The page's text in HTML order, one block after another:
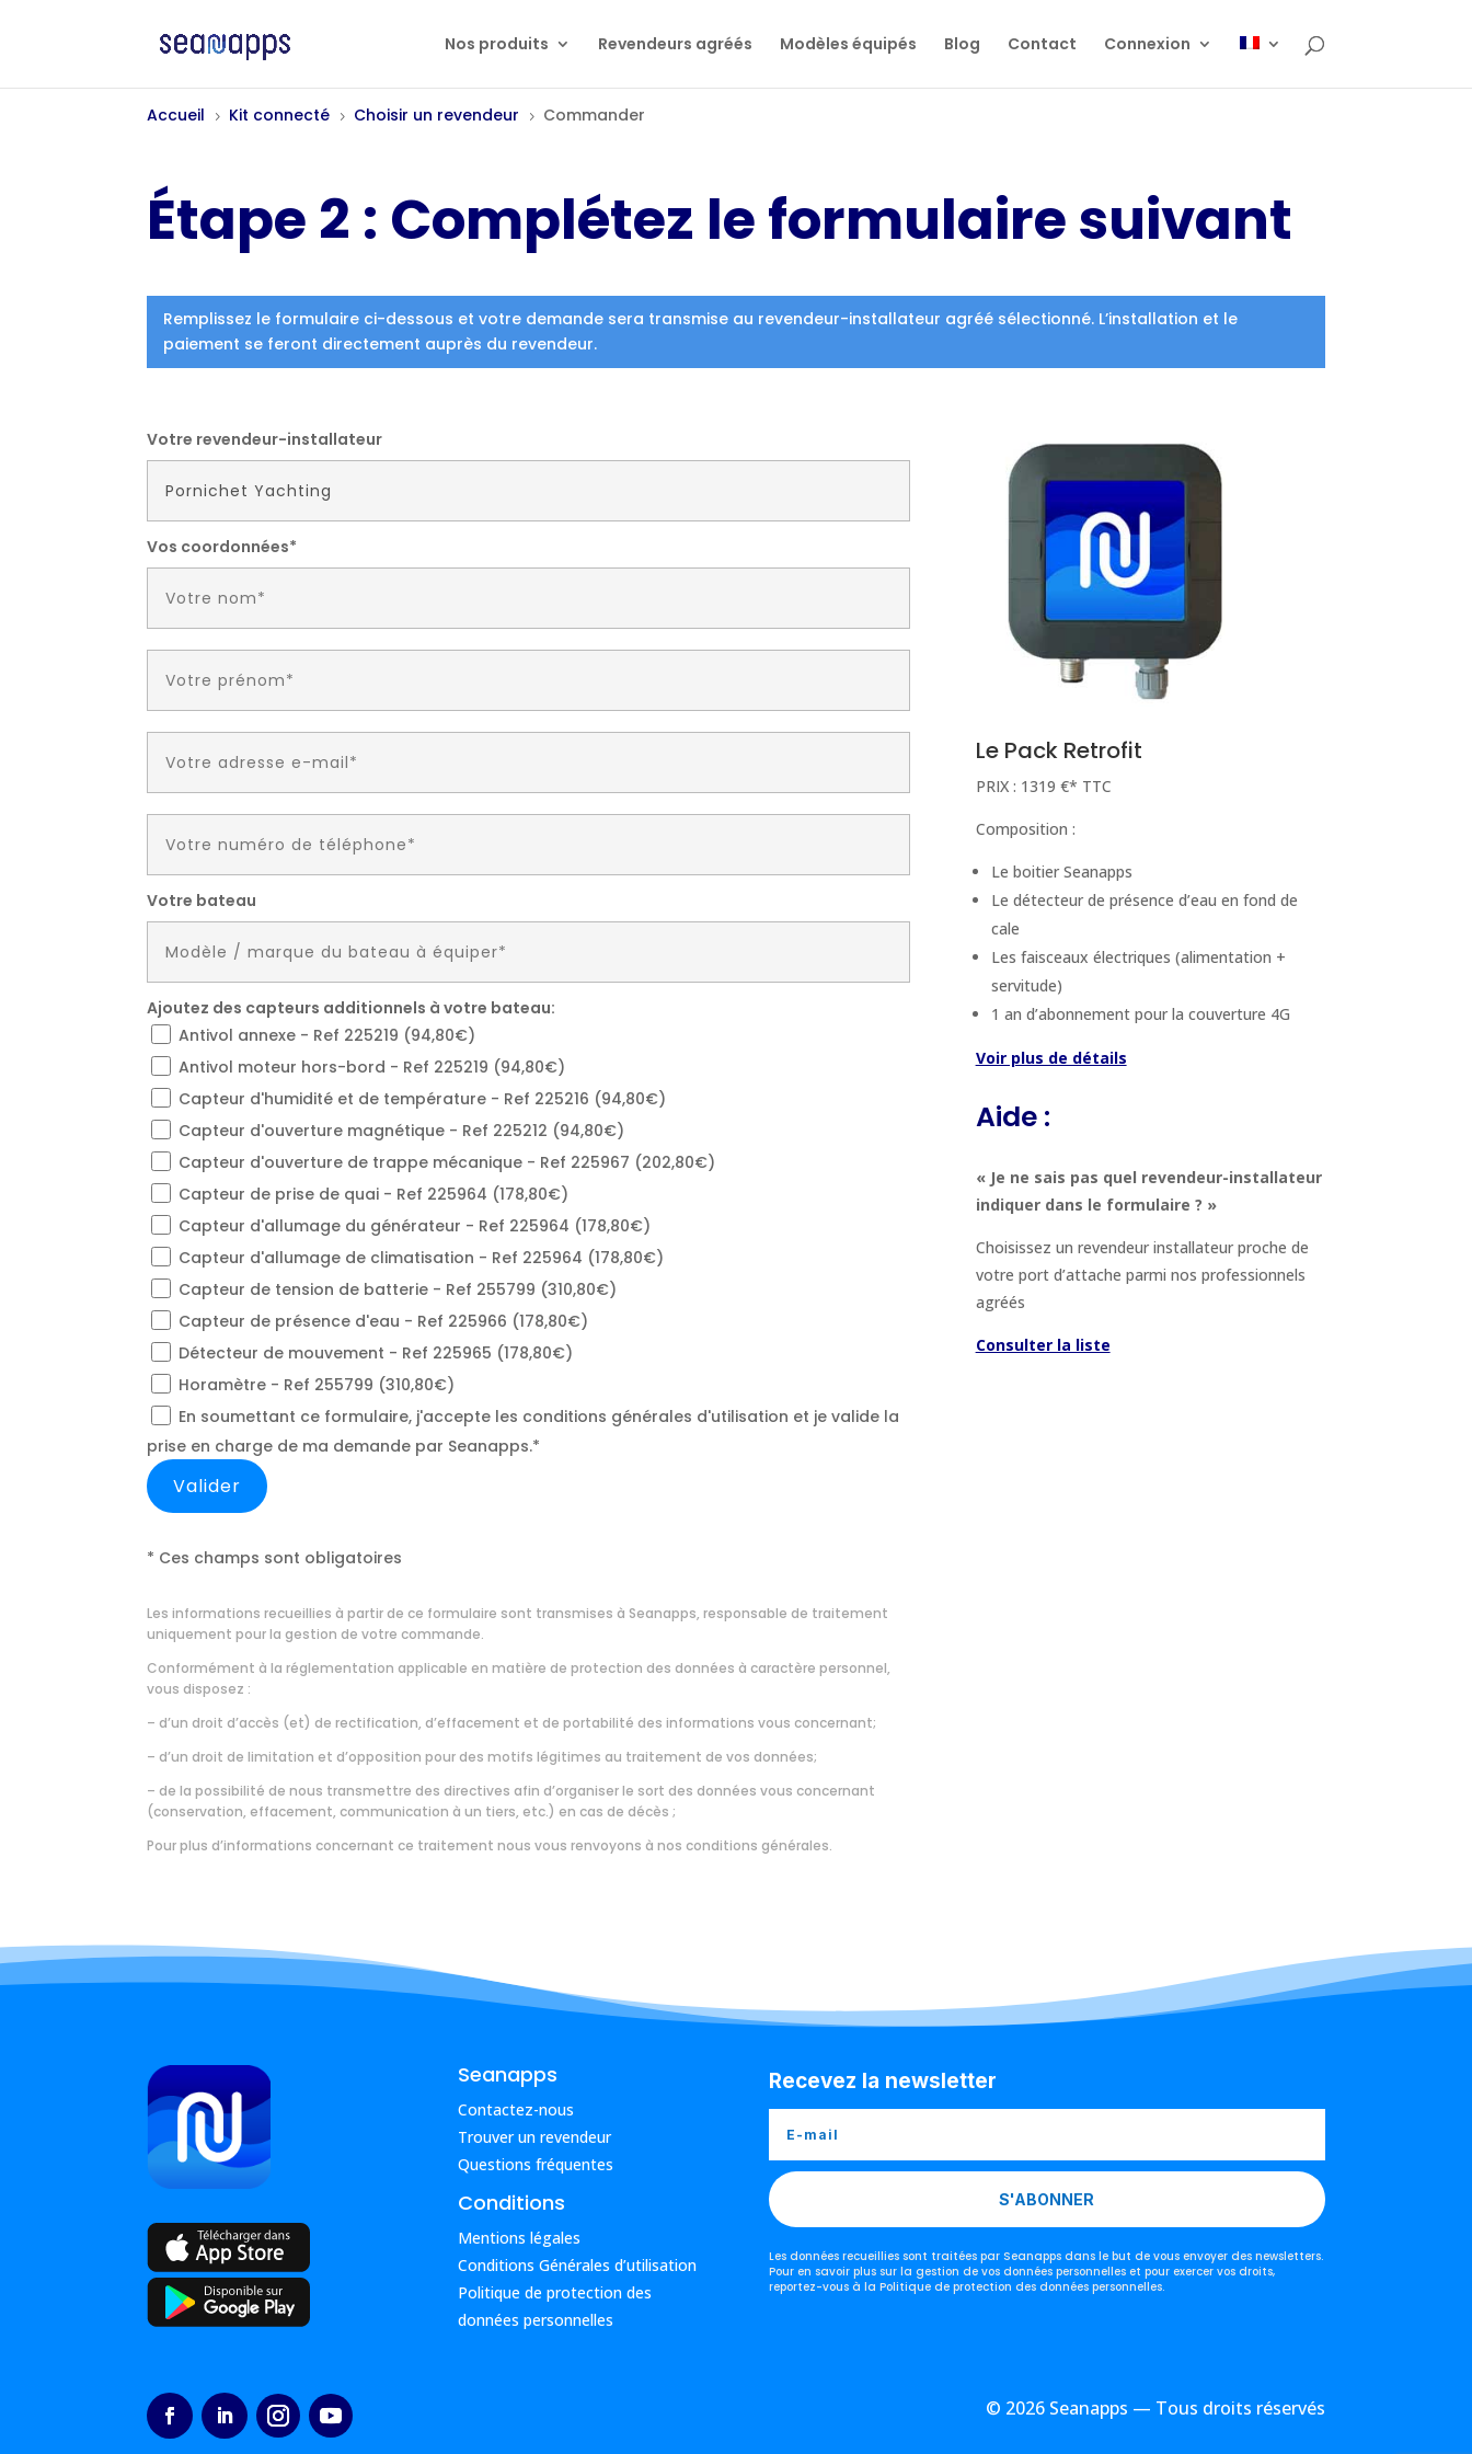
Nos produits Revendeurs agréés Modèles équipés Blog Contact Connexion
Accueil 5 Kit connecté 5 Choisir un revendeur 5 Commander
Étape 2 : Complétez le formulaire suivant
Remplissez le formulaire ci-dessous et votre demande sera transmise au revendeur-installateur agréé sélectionné. L’installation et le
paiement se feront directement auprès du revendeur.
Votre revendeur-installateur
Vos coordonnées*
Votre bateau
Ajoutez des capteurs additionnels à votre bateau:
Antivol annexe - Ref 225219 (94,80€)
Antivol moteur hors-bord - Ref 225219 (94,80€)
Capteur d'humidité et de température - Ref 225216 (94,80€)
Capteur d'ouverture magnétique - Ref 225212 (94,80€)
Capteur d'ouverture de trappe mécanique - Ref 225967 (202,80€)
Capteur de prise de quai - Ref 225964 (178,80€)
Capteur d'allumage du générateur - Ref 225964 (178,80€)
Capteur d'allumage de climatisation - Ref 225964 (178,80€)
Capteur de tension de batterie - Ref 255799 (310,80€)
Capteur de présence d'eau - Ref 225966 (178,80€)
Détecteur de mouvement - Ref 225965 (178,80€)
Horamètre - Ref 255799 (310,80€)
En soumettant ce formulaire, j'accepte les conditions générales d'utilisation et je valide la
prise en charge de ma demande par Seanapps.*
* Ces champs sont obligatoires
Les informations recueillies à partir de ce formulaire sont transmises à Seanapps, responsable de traitement
uniquement pour la gestion de votre commande.
Conformément à la réglementation applicable en matière de protection des données à caractère personnel,
vous disposez :
– d’un droit d’accès (et) de rectification, d’effacement et de portabilité des informations vous concernant;
– d’un droit de limitation et d’opposition pour des motifs légitimes au traitement de vos données;
– de la possibilité de nous transmettre des directives afin d’organiser le sort des données vous concernant
(conservation, effacement, communication à un tiers, etc.) en cas de décès ;
Pour plus d’informations concernant ce traitement nous vous renvoyons à nos conditions générales.
Le Pack Retrofit
PRIX : 1319 €* TTC
Composition :
Le boitier Seanapps
Le détecteur de présence d’eau en fond de
cale
Les faisceaux électriques (alimentation +
servitude)
1 an d’abonnement pour la couverture 4G
Voir plus de détails
Aide :
« Je ne sais pas quel revendeur-installateur
indiquer dans le formulaire ? »
Choisissez un revendeur installateur proche de
votre port d’attache parmi nos professionnels
agréés
Consulter la liste
Seanapps
Contactez-nous
Trouver un revendeur
Questions fréquentes
Conditions
Mentions légales
Conditions Générales d’utilisation
Politique de protection des
données personnelles
Recevez la newsletter
S'ABONNER
Les données recueillies sont traitées par Seanapps dans le but de vous envoyer des newsletters.
Pour en savoir plus sur la gestion de vos données personnelles et pour exercer vos droits,
reportez-vous à la Politique de protection des données personnelles.
© 2026 Seanapps — Tous droits réservés